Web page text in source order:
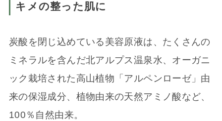
キメの整った肌に
炭酸を閉じ込めている美容原液は、たくさんの
ミネラルを含んだ北アルプス温泉水、オーガニ
ック栽培された高山植物「アルペンローゼ」由
来の保湿成分、植物由来の天然アミノ酸など、
100％自然由来。